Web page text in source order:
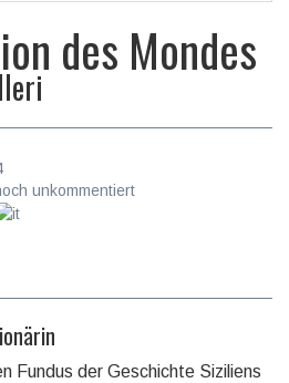
des Mondes
unkommentiert
Fundus der Geschichte Siziliens